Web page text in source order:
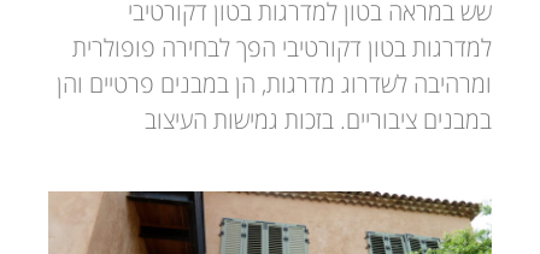
שש במראה בטון למדרגות בטון דקורטיבי
למדרגות בטון דקורטיבי הפך לבחירה פופולרית
ומרהיבה לשדרוג מדרגות, הן במבנים פרטיים והן
במבנים ציבוריים. בזכות גמישות העיצוב